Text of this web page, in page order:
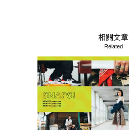
相關文章
Related